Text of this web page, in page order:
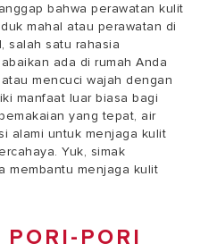
bahwa perawatan kulit
mahal atau perawatan di
salah satu rahasia
ada di rumah Anda
mencuci wajah dengan
manfaat luar biasa bagi
yang tepat, air
alami untuk menjaga kulit
Yuk, simak
membantu menjaga kulit
PORI